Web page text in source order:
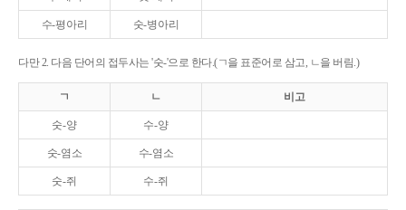
수-평아리 숫-병아리
다만 2. 다음 단어의 접두사는 '숫-'으로 한다.(ㄱ을 표준어로 삼고, ㄴ을 버림.)
ㄱ ㄴ 비고
숫-양 수-양
숫-염소 수-염소
숫-쥐 수-쥐